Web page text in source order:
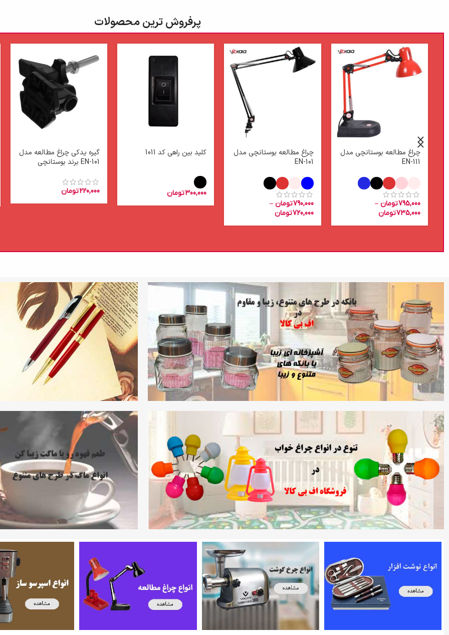
پرفروش ترین محصولات
چراغ مطالعه بوستانچی مدل
EN-111
795,000تومان –
735,000تومان
چراغ مطالعه بوستانچی مدل
EN-101
790,000تومان –
720,000تومان
کلید بین راهی کد 1011
300,000تومان
گیره یدکی چراغ مطالعه مدل
EN-101 برند بوستانچی
220,000تومان